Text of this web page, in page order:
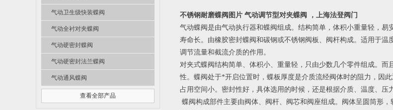
气动卫生级快装蝶阀
气动全衬对夹蝶阀
气动硬密封蝶阀
气动硬密封法兰蝶阀
气动通风蝶阀
查看全部产品
不锈钢耐磨蝶阀图片 气动调节型对夹蝶阀
，上海法登阀门
气动蝶阀是由气动执行器和蝶阀组成。结构简单，体积小重量轻，
寿命长。由橡胶密封蝶阀和碳钢或不锈钢阀板、阀杆构成。适用于
调节流量和截流介质的作用。
对夹式蝶阀结构简单、体积小、重量轻，只由少数几个零件组成。
性。蝶阀处于*开启位置时，蝶板厚度是介质流经阀体时的阻力，因
占用空间小。密封性好，具体选用的时候，还是根据介质、温度、压
蝶阀构成部件主要由阀体、阀杆、阀芯和阀座组成。阀体呈圆筒形，